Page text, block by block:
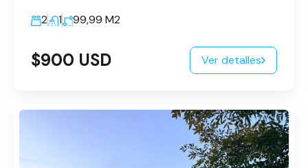
2
1 99,99 M2
$900 USD Ver detalles